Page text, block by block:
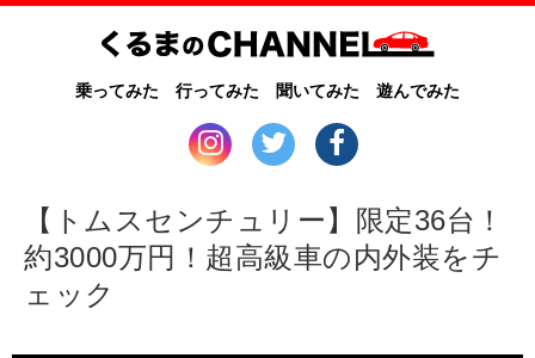
乗ってみた 行ってみた 聞いてみた 遊んでみた
【トムスセンチュリー】限定36台！
約3000万円！超高級車の内外装をチ
ェック